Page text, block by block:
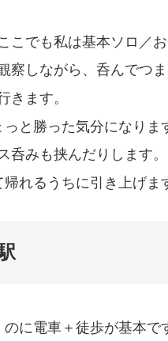
でも私は基本ソロ／お
察しながら、呑んでつ
きます。
と勝った気分になりま
呑みも挟んだりします。
れるうちに引き上げま
に電車＋徒歩が基本で